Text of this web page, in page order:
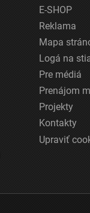
E-SHOP
Reklama
Mapa
Logá na
Pre médiá
Prenájom
Projekty
Kontakty
Upraviť